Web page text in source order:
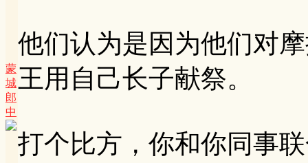
蒙
城
郎
中
他们认为是因为他们对
王用自己长子献祭。
打个比方，你和你同事